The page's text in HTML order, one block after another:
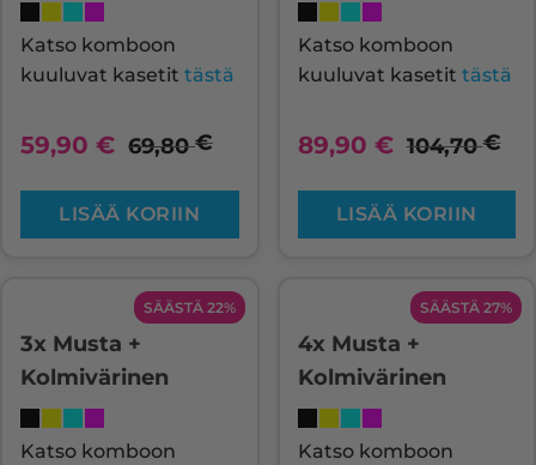
Katso komboon
kuuluvat kasetit tästä
59,90 € 69,80€
LISÄÄ KORIIN
Katso komboon
kuuluvat kasetit tästä
89,90 € 104,70€
LISÄÄ KORIIN
SÄÄSTÄ 22%
3x Musta +
Kolmivärinen
Katso komboon
SÄÄSTÄ 27%
4x Musta +
Kolmivärinen
Katso komboon